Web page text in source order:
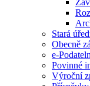
Stará
Obecně
e-
Povinné
Výroční